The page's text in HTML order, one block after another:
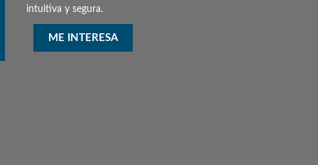
intuitiva y segura.
ME INTERESA